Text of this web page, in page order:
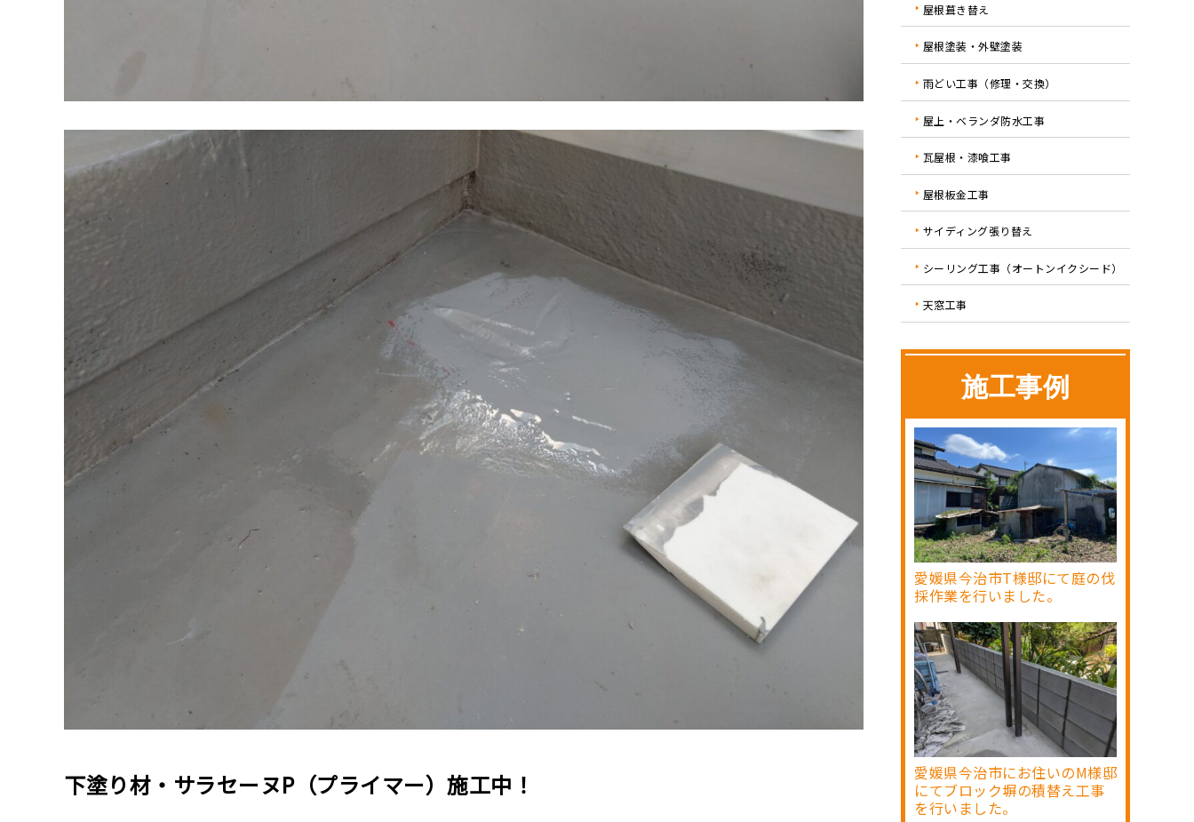
下塗り材・サラセーヌP（プライマー）施工中！
屋根葺き替え
屋根塗装・外壁塗装
雨どい工事（修理・交換）
屋上・ベランダ防水工事
瓦屋根・漆喰工事
屋根板金工事
サイディング張り替え
シーリング工事（オートンイクシード）
天窓工事
施工事例
愛媛県今治市T様邸にて庭の伐
採作業を行いました。
愛媛県今治市にお住いのM様邸
にてブロック塀の積替え工事
を行いました。